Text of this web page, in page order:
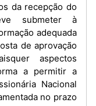
da recepção do
submeter à
adequada
de aprovação
aspectos
a permitir a
Nacional
no prazo